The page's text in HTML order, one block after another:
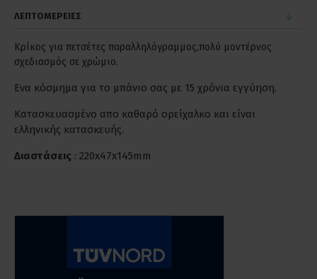
ΛΕΠΤΟΜΕΡΕΙΕΣ
Κρίκος για πετσέτες παραλληλόγραμμος,πολύ μοντέρνος
σχεδιασμός σε χρώμιο.
Ενα κόσμημα για το μπάνιο σας με 15 χρόνια εγγύηση.
Κατασκευασμένο απο καθαρό ορείχαλκο και είναι
ελληνικής κατασκευής.
Διαστάσεις : 220x47x145mm